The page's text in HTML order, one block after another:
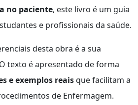
no paciente, este livro é um guia
e profissionais da saúde.
desta obra é a sua
texto é apresentado de forma
e exemplos reaisque facilitam a
de Enfermagem.